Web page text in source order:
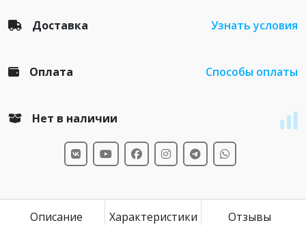
Доставка Узнать условия
Оплата Способы оплаты
Нет в наличии
Описание Характеристики Отзывы